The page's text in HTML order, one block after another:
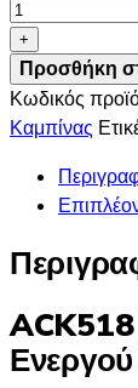
ACK518
FREE
Φίλτρο
Καμπίνας
VW
+
Προσθήκη
Κωδικός
Καμπίνας
ACK518